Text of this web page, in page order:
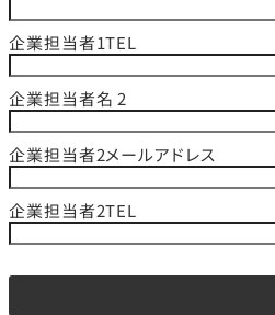
企業担当者1TEL
企業担当者名 2
企業担当者2メールアドレス
企業担当者2TEL